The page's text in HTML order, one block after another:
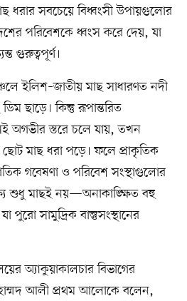
ধরার সবচেয়ে বিধ্বংসী উপায়গুলোর
পরিবেশকে ধ্বংস করে দেয়, যা
গুরুত্বপূর্ণ।
ইলিশ–জাতীয় মাছ সাধারণত নদী
ছাড়ে। কিন্তু রূপান্তরিত
অগভীর স্তরে চলে যায়, তখন
মাছ ধরা পড়ে। ফলে প্রাকৃতিক
গবেষণা ও পরিবেশ সংস্থাগুলোর
শুধু মাছই নয়—অনাকাঙ্ক্ষিত বহু
পুরো সামুদ্রিক বাস্তুসংস্থানের
অ্যাকুয়াকালচার বিভাগের
আলী প্রথম আলোকে বলেন,